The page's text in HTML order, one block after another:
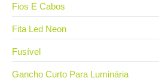
Fios E Cabos
Fita Led Neon
Fusível
Gancho Curto Para Luminária